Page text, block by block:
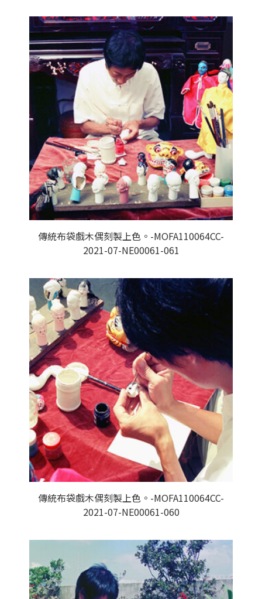
傳統布袋戲木偶刻製上色。-MOFA110064CC-
2021-07-NE00061-061
傳統布袋戲木偶刻製上色。-MOFA110064CC-
2021-07-NE00061-060